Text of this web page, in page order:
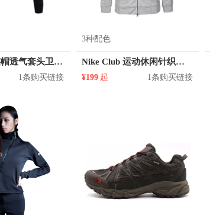
Converse 连帽透气套头卫衣 男女同款 10006367
1条购买链接
3种配色
Nike Club 运动休闲针织连帽开衫 916138
¥199 起 1条购买链接